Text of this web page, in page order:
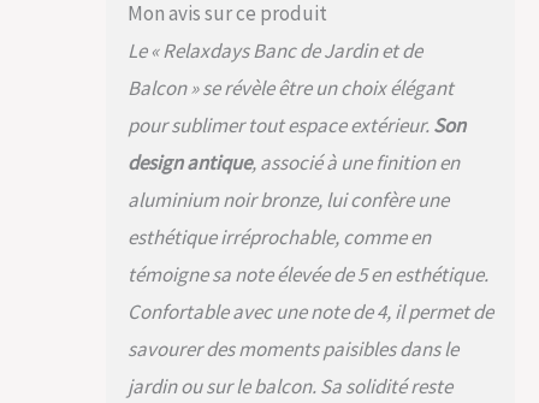
Mon avis sur ce produit
Le « Relaxdays Banc de Jardin et de
Balcon » se révèle être un choix élégant
pour sublimer tout espace extérieur.Son
design antique, associé à une finition en
aluminium noir bronze, lui confère une
esthétique irréprochable, comme en
témoigne sa note élevée de 5 en esthétique.
Confortable avec une note de 4, il permet de
savourer des moments paisibles dans le
jardin ou sur le balcon. Sa solidité reste